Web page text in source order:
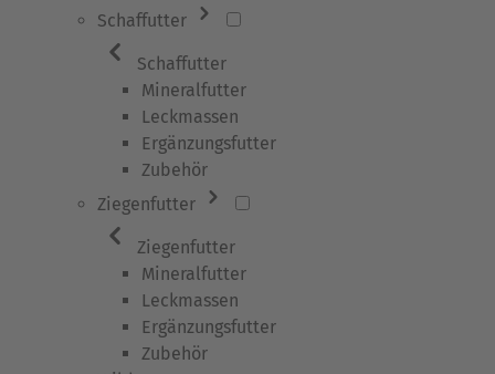
Schaffutter
Schaffutter
Mineralfutter
Leckmassen
Ergänzungsfutter
Zubehör
Ziegenfutter
Ziegenfutter
Mineralfutter
Leckmassen
Ergänzungsfutter
Zubehör